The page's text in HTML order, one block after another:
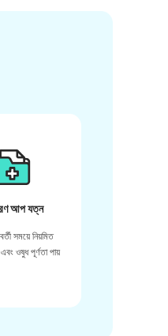
আপ যত্ন
সময়ে নিয়মিত
ওষুধ পূর্ণতা পায়